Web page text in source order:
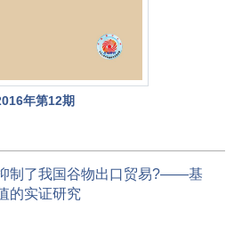
年第12期
制了我国谷物出口贸易?——基
的实证研究